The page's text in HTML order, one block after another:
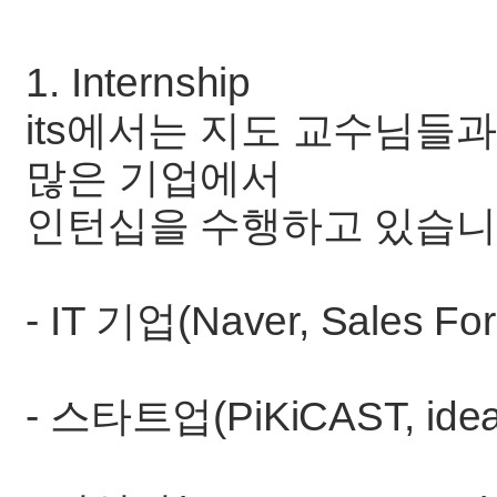
1. Internship
its에서는 지도 교수님들
많은 기업에서
인턴십을 수행하고 있습
- IT 기업(Naver, Sales
- 스타트업(PiKiCAST,